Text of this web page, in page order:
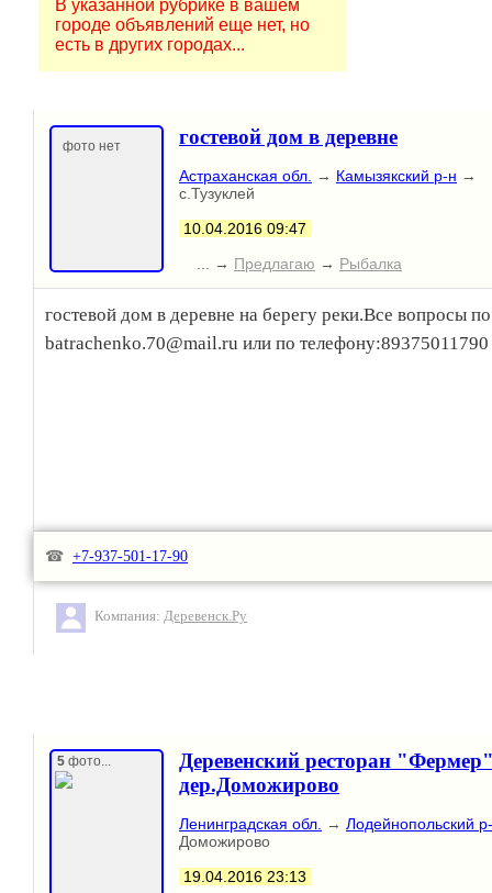
В указанной рубрике в вашем
городе объявлений еще нет, но
есть в других городах...
фото нет гостевой дом в деревне
Астраханская обл. → Камызякский р-н →
с.Тузуклей
10.04.2016 09:47
... → Предлагаю → Рыбалка
гостевой дом в деревне на берегу реки.Все вопросы
batrachenko.70@mail.ru или по телефону:89375011790
☎ +7-937-501-17-90
Компания: Деревенск.Ру
5 фото...
Деревенский ресторан
дер.Доможирово
Ленинградская обл. → Лодейнопольский
Доможирово
19.04.2016 23:13